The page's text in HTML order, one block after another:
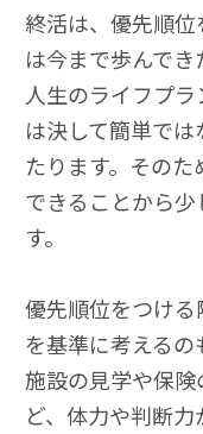
終活は、優先順
は今まで歩んで
人生のライフプ
は決して簡単で
たります。そのた
できることから
す。
優先順位をつけ
を基準に考える
施設の見学や保
ど、体力や判断